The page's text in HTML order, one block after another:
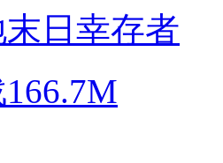
日幸存者
166.7M